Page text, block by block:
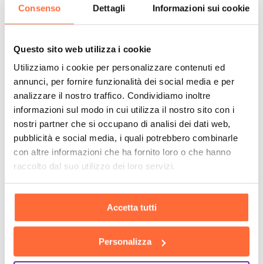
Consenso Dettagli Informazioni sui cookie
Questo sito web utilizza i cookie
Utilizziamo i cookie per personalizzare contenuti ed
annunci, per fornire funzionalità dei social media e per
analizzare il nostro traffico. Condividiamo inoltre
informazioni sul modo in cui utilizza il nostro sito con i
nostri partner che si occupano di analisi dei dati web,
pubblicità e social media, i quali potrebbero combinarle
con altre informazioni che ha fornito loro o che hanno
raccolto dal suo utilizzo dei loro servizi.
Accetta tutti
Personalizza